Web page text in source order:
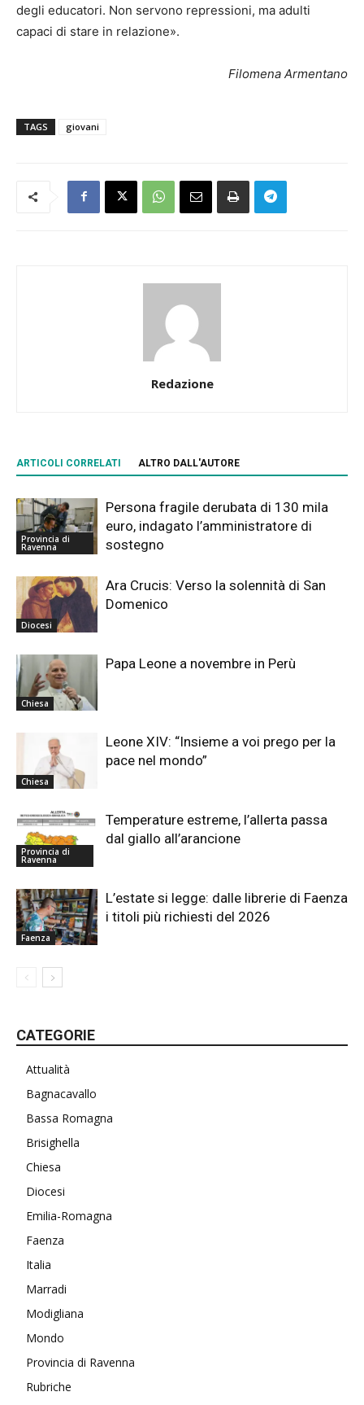
degli educatori. Non servono repressioni, ma adulti
capaci di stare in relazione».
Filomena Armentano
TAGS giovani
Redazione
ARTICOLI CORRELATI ALTRO DALL'AUTORE
Provincia di
Ravenna
Persona fragile derubata di 130 mila
euro, indagato l’amministratore di
sostegno
Diocesi
Ara Crucis: Verso la solennità di San
Domenico
Chiesa
Papa Leone a novembre in Perù
Chiesa
Leone XIV: “Insieme a voi prego per la
pace nel mondo”
Provincia di
Ravenna
Temperature estreme, l’allerta passa
dal giallo all’arancione
Faenza
L’estate si legge: dalle librerie di Faenza
i titoli più richiesti del 2026
CATEGORIE
Attualità
Bagnacavallo
Bassa Romagna
Brisighella
Chiesa
Diocesi
Emilia-Romagna
Faenza
Italia
Marradi
Modigliana
Mondo
Provincia di Ravenna
Rubriche